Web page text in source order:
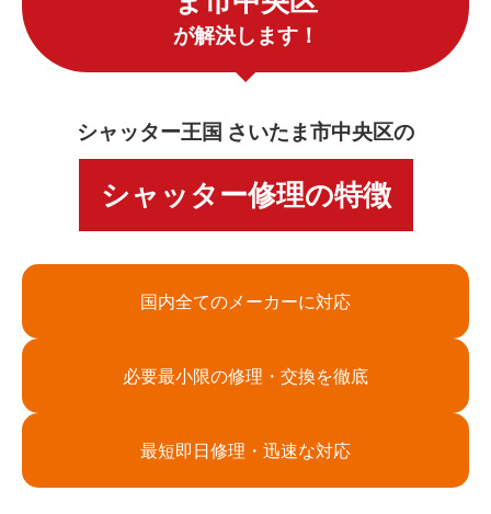
が解決します！
シャッター王国 さいたま市中央区の
シャッター修理の特徴
国内全てのメーカーに対応
必要最小限の修理・交換を徹底
最短即日修理・迅速な対応